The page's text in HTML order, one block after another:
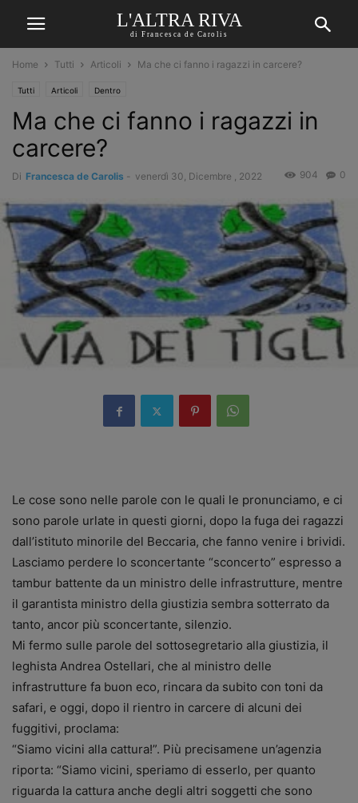
L'ALTRA RIVA
di Francesca de Carolis
Home Tutti Articoli Ma che ci fanno i ragazzi in carcere?
Tutti Articoli Dentro
Ma che ci fanno i ragazzi in
carcere?
Di Francesca de Carolis - venerdì 30, Dicembre , 2022 0
904
Le cose sono nelle parole con le quali le pronunciamo, e ci
sono parole urlate in questi giorni, dopo la fuga dei ragazzi
dall’istituto minorile del Beccaria, che fanno venire i brividi.
Lasciamo perdere lo sconcertante “sconcerto” espresso a
tambur battente da un ministro delle infrastrutture, mentre
il garantista ministro della giustizia sembra sotterrato da
tanto, ancor più sconcertante, silenzio.
Mi fermo sulle parole del sottosegretario alla giustizia, il
leghista Andrea Ostellari, che al ministro delle
infrastrutture fa buon eco, rincara da subito con toni da
safari, e oggi, dopo il rientro in carcere di alcuni dei
fuggitivi, proclama:
“Siamo vicini alla cattura!”. Più precisamene un’agenzia
riporta: “Siamo vicini, speriamo di esserlo, per quanto
riguarda la cattura anche degli altri soggetti che sono